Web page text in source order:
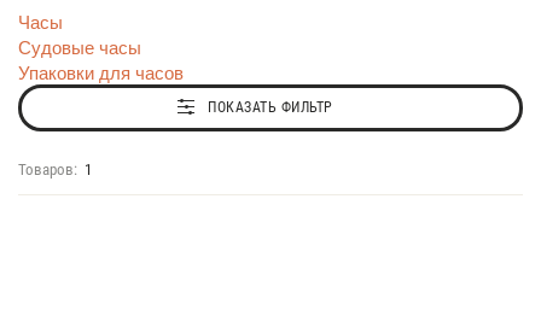
Часы
Судовые часы
Упаковки для часов
ПОКАЗАТЬ ФИЛЬТР
Товаров: 1